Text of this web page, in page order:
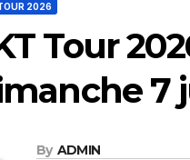
2026
Tour
7
By ADMIN